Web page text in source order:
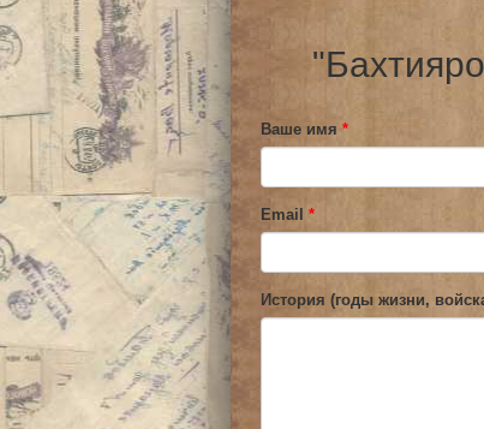
Ваше имя *
Email *
История (годы жизни,